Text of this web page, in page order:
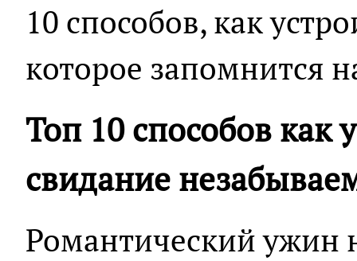
10 способов, как
которое запомнится
Топ 10 способов как
свидание
Романтический ужин